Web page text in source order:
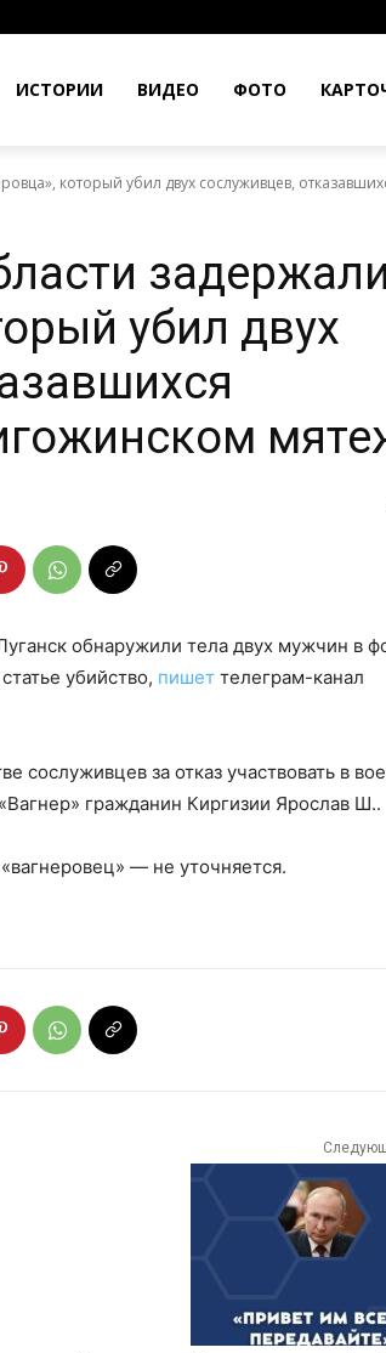
ИСТОРИИ ВИДЕО ФОТО
который убил двух сослуживцев,
задержали
убил двух
обнаружили тела двух мужчин в
убийство, пишет телеграм-канал
сослуживцев за отказ участвовать в
гражданин Киргизии Ярослав Ш..
— не уточняется.